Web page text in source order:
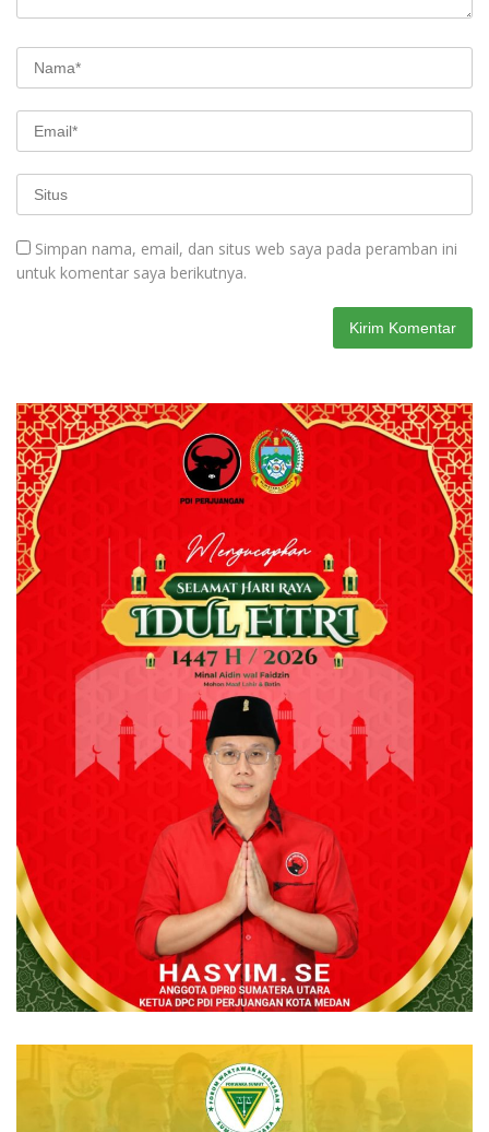
Simpan nama, email, dan situs web saya pada peramban ini
untuk komentar saya berikutnya.